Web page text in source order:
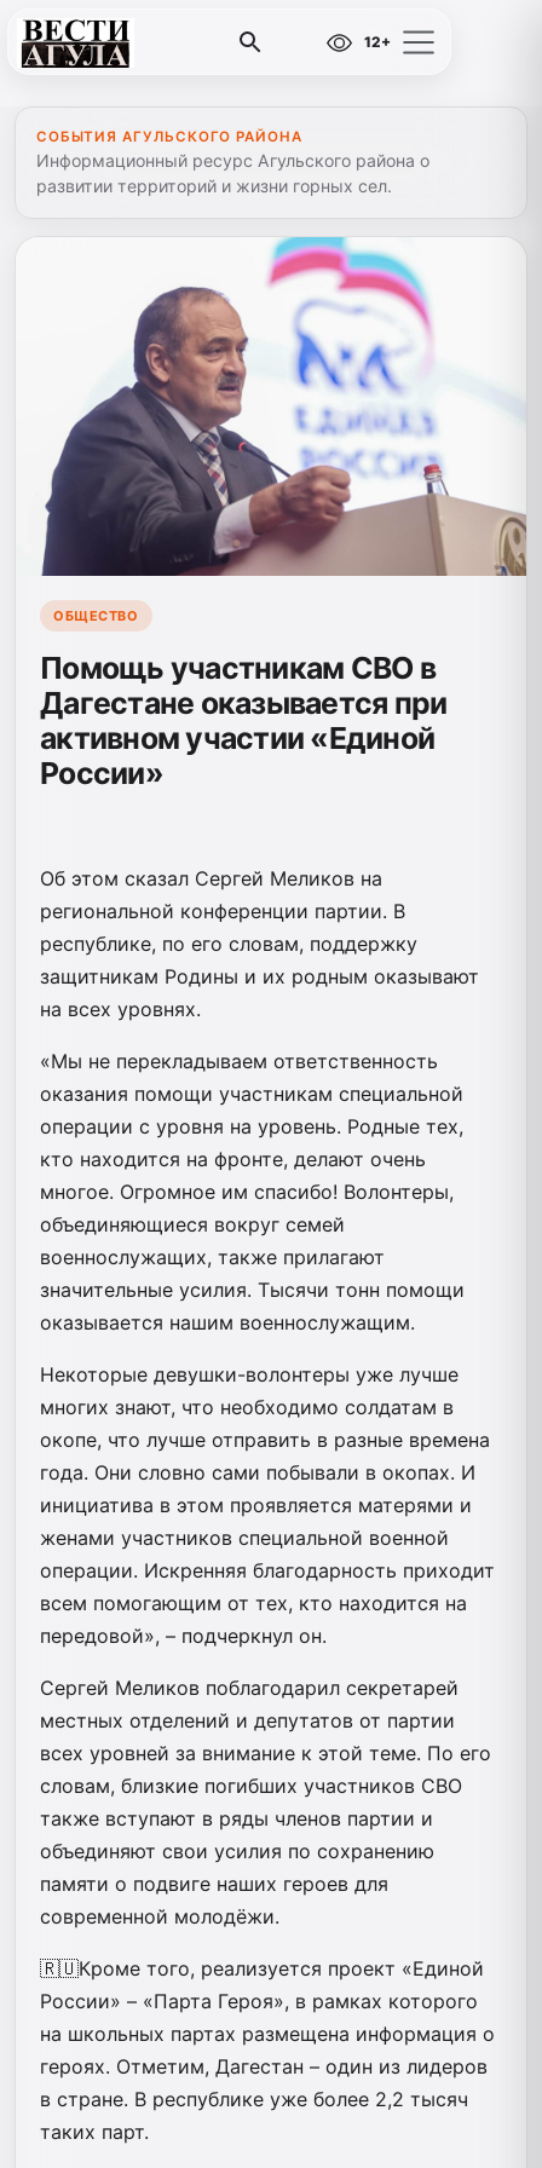
12+
СОБЫТИЯ АГУЛЬСКОГО РАЙОНА
Информационный ресурс Агульского района о
развитии территорий и жизни горных сел.
ОБЩЕСТВО
Помощь участникам СВО в
Дагестане оказывается при
активном участии «Единой
России»
Об этом сказал Сергей Меликов на
региональной конференции партии. В
республике, по его словам, поддержку
защитникам Родины и их родным оказывают
на всех уровнях.
«Мы не перекладываем ответственность
оказания помощи участникам специальной
операции с уровня на уровень. Родные тех,
кто находится на фронте, делают очень
многое. Огромное им спасибо! Волонтеры,
объединяющиеся вокруг семей
военнослужащих, также прилагают
значительные усилия. Тысячи тонн помощи
оказывается нашим военнослужащим.
Некоторые девушки-волонтеры уже лучше
многих знают, что необходимо солдатам в
окопе, что лучше отправить в разные времена
года. Они словно сами побывали в окопах. И
инициатива в этом проявляется матерями и
женами участников специальной военной
операции. Искренняя благодарность приходит
всем помогающим от тех, кто находится на
передовой», – подчеркнул он.
Сергей Меликов поблагодарил секретарей
местных отделений и депутатов от партии
всех уровней за внимание к этой теме. По его
словам, близкие погибших участников СВО
также вступают в ряды членов партии и
объединяют свои усилия по сохранению
памяти о подвиге наших героев для
современной молодёжи.
🇷🇺Кроме того, реализуется проект «Единой
России» – «Парта Героя», в рамках которого
на школьных партах размещена информация о
героях. Отметим, Дагестан – один из лидеров
в стране. В республике уже более 2,2 тысяч
таких парт.